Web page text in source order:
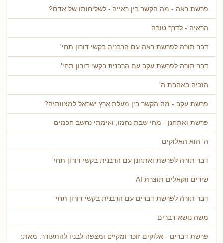
פרשת ראה - מה הקשר בין ראייה - לשליחותו של אדם?
הראיה - לדרך טובה
דבר תורה לפרשת ראה עם הרבנית בקשי דורון תחי'
דבר תורה לפרשת עקב עם הרבנית בקשי דורון תחי'
הזכיה באהבת ה'
פרשת עקב - מה הקשר בין מעלת ארץ ישראל למצוותיה?
פרשת ואתחנן - מהי שבת נחמו, ואימתי נחשב חכמים
ה' הוא האלוקים
דבר תורה לפרשת ואתחנן עם הרבנית בקשי דורון תחי'
שירים ווקאלים תוצרת AI
דבר תורה לפרשת דברים עם הרבנית בקשי דורון תחי'
משה נושא דברים
פרשת דברים - אלוקים זוכר ומקיים ומצפה לבניו להתעורר. מאת: